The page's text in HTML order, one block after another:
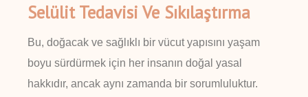
Selülit Tedavisi Ve Sıkılaştırma
Bu, doğacak ve sağlıklı bir vücut yapısını yaşam
boyu sürdürmek için her insanın doğal yasal
hakkıdır, ancak aynı zamanda bir sorumluluktur.